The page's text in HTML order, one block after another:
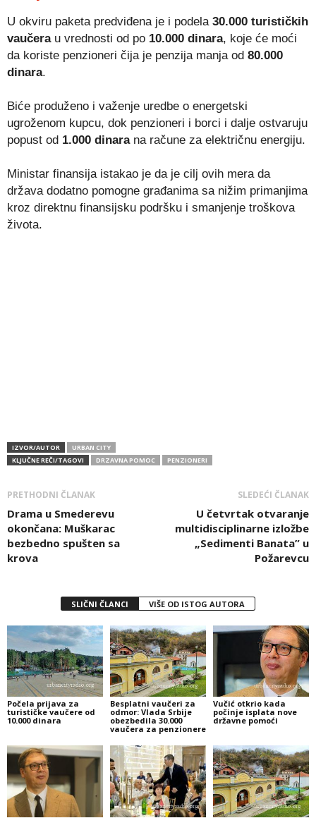
U okviru paketa predviđena je i podela 30.000 turističkih
vaučerau vrednosti od po 10.000 dinara, koje će moći
da koriste penzioneri čija je penzija manja od 80.000
dinara.
Biće produženo i važenje uredbe o energetski
ugroženom kupcu, dok penzioneri i borci i dalje ostvaruju
popust od 1.000 dinarana račune za električnu energiju.
Ministar finansija istakao je da je cilj ovih mera da
država dodatno pomogne građanima sa nižim primanjima
kroz direktnu finansijsku podršku i smanjenje troškova
života.
IZVOR/AUTOR
URBAN CITY
KLJUČNE REČI/TAGOVI
DRZAVNA POMOC PENZIONERI
PRETHODNI ČLANAK
Drama u Smederevu
okončana: Muškarac
bezbedno spušten sa
krova
SLEDEĆI ČLANAK
U četvrtak otvaranje
multidisciplinarne izložbe
„Sedimenti Banata” u
Požarevcu
SLIČNI ČLANCI VIŠE OD ISTOG AUTORA
Počela prijava za
turističke vaučere od
10.000 dinara
Besplatni vaučeri za
odmor: Vlada Srbije
obezbedila 30.000
vaučera za penzionere
Vučić otkrio kada
počinje isplata nove
državne pomoći